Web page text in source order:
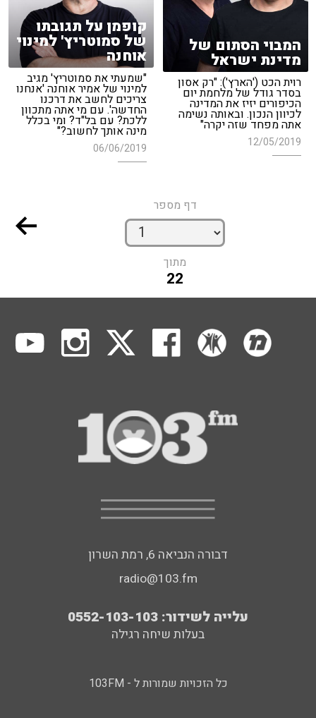
קופמן על תגובתו
של סמוטריץ' למינוי
אוחנה
"שמעתי את סמוטריץ' מגיב
למינוי של אמיר אוחנה 'אנחנו
צריכים לחשב את דרכנו
החדשה'. עם מי אתה מתכוון
ללכת? עם בל"ד? ומי בכלל
מינה אותך לחשוב?"
06/06/2019
המבוי הסתום של
מדינת ישראל
רוית הכט ('הארץ'): "רק אסון
בסדר גודל של מלחמת יום
הכיפורים יזיז את המדינה
לכיוון הנכון. ובאותה נשימה
אתה מפחד שזה יקרה"
12/05/2019
דף מספר
מתוך
22
דבורה הנביאה 6, רמת השרון
radio@103.fm
עלייה לשידור: 0552-103-103
בעלות שיחה רגילה
כל הזכויות שמורות ל - 103FM